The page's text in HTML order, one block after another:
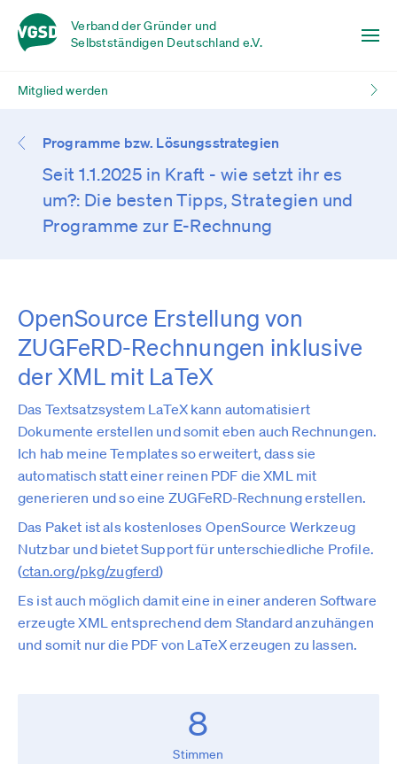
Verband der Gründer und
Selbstständigen Deutschland e.V.
Mitglied werden
Programme bzw. Lösungsstrategien
Seit 1.1.2025 in Kraft - wie setzt ihr es
um?: Die besten Tipps, Strategien und
Programme zur E-Rechnung
8
Stimmen
OpenSource Erstellung von
ZUGFeRD-Rechnungen inklusive
der XML mit LaTeX
Das Textsatzsystem LaTeX kann automatisiert
Dokumente erstellen und somit eben auch Rechnungen.
Ich hab meine Templates so erweitert, dass sie
automatisch statt einer reinen PDF die XML mit
generieren und so eine ZUGFeRD-Rechnung erstellen.
Das Paket ist als kostenloses OpenSource Werkzeug
Nutzbar und bietet Support für unterschiedliche Profile.
(ctan.org­/pkg/zugferd)
Es ist auch möglich damit eine in einer anderen Software
erzeugte XML entsprechend dem Standard anzuhängen
und somit nur die PDF von LaTeX erzeugen zu lassen.